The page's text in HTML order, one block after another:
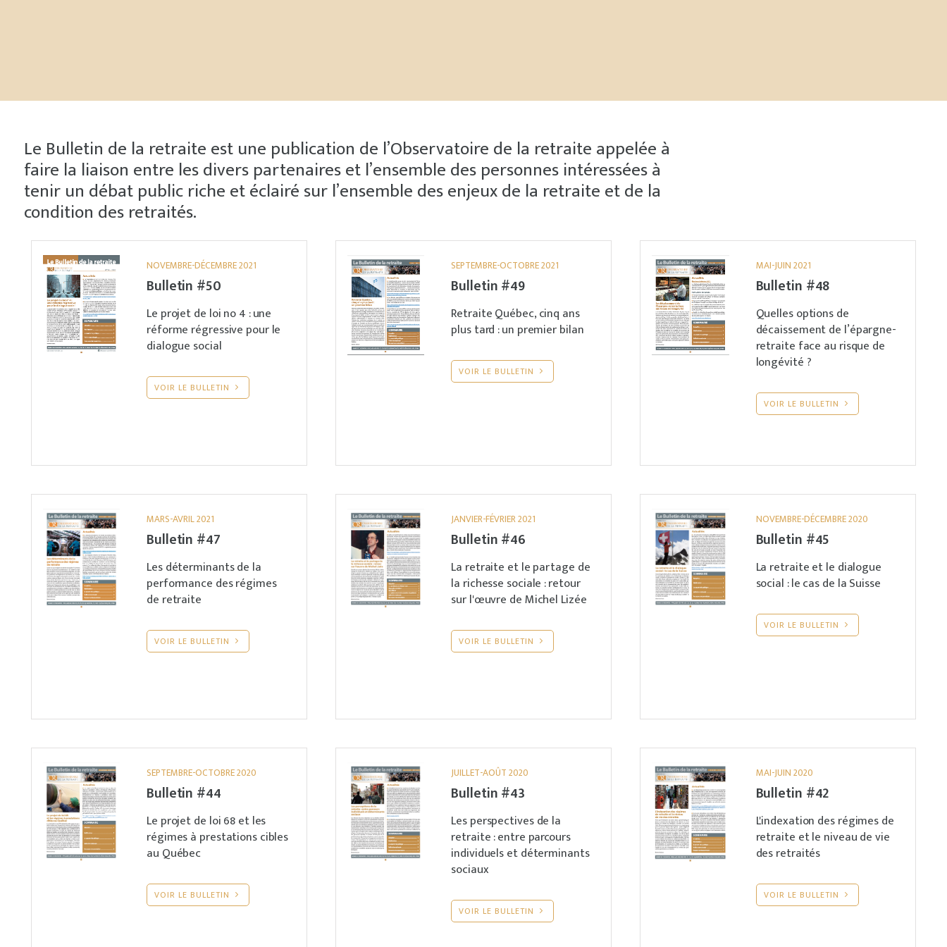
Le Bulletin de la retraite est une publication de l’Observatoire de la retraite appelée à
faire la liaison entre les divers partenaires et l’ensemble des personnes intéressées à
tenir un débat public riche et éclairé sur l’ensemble des enjeux de la retraite et de la
condition des retraités.
NOVEMBRE-DÉCEMBRE 2021
Bulletin #50
Le projet de loi no 4 : une
réforme régressive pour le
dialogue social
VOIR LE BULLETIN
SEPTEMBRE-OCTOBRE 2021
Bulletin #49
Retraite Québec, cinq ans
plus tard : un premier bilan
VOIR LE BULLETIN
MAI-JUIN 2021
Bulletin #48
Quelles options de
décaissement de l’épargne-
retraite face au risque de
longévité ?
VOIR LE BULLETIN
MARS-AVRIL 2021
Bulletin #47
Les déterminants de la
performance des régimes
de retraite
VOIR LE BULLETIN
JANVIER-FÉVRIER 2021
Bulletin #46
La retraite et le partage de
la richesse sociale : retour
sur l'œuvre de Michel Lizée
VOIR LE BULLETIN
NOVEMBRE-DÉCEMBRE 2020
Bulletin #45
La retraite et le dialogue
social : le cas de la Suisse
VOIR LE BULLETIN
SEPTEMBRE-OCTOBRE 2020
Bulletin #44
Le projet de loi 68 et les
régimes à prestations cibles
au Québec
VOIR LE BULLETIN
JUILLET-AOÛT 2020
Bulletin #43
Les perspectives de la
retraite : entre parcours
individuels et déterminants
sociaux
VOIR LE BULLETIN
MAI-JUIN 2020
Bulletin #42
L'indexation des régimes de
retraite et le niveau de vie
des retraités
VOIR LE BULLETIN